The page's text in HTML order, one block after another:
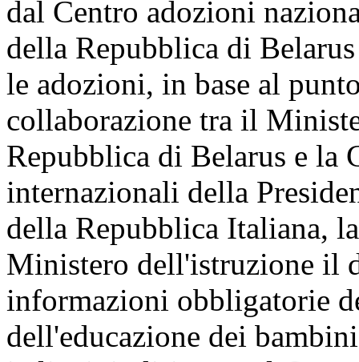
dal Centro adozioni
della Repubblica di
le adozioni, in base al
collaborazione tra il
Repubblica di Belarus e la
internazionali della
della Repubblica Italiana,
Ministero dell'istruzione il
informazioni obbligatorie
dell'educazione dei